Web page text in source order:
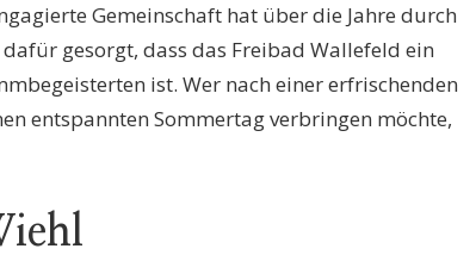
Gemeinschaft hat über die Jahre durch
gesorgt, dass das Freibad Wallefeld ein
ist. Wer nach einer erfrischenden
entspannten Sommertag verbringen möchte,